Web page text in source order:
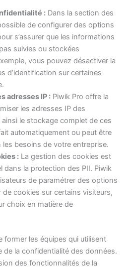
:Dans la section des
de configurer des options
s’assurer que les informations
suivies ou stockées
vous pouvez désactiver la
d’identification sur certaines
adresses IP :Piwik Pro offre la
les adresses IP des
le stockage complet de ces
automatiquement ou peut être
les besoins de votre entreprise.
:La gestion des cookies est
dans la protection des PII. Piwik
de paramétrer des options
de cookies sur certains visiteurs,
choix en matière de
former les équipes qui utilisent
de la confidentialité des données.
des fonctionnalités de la